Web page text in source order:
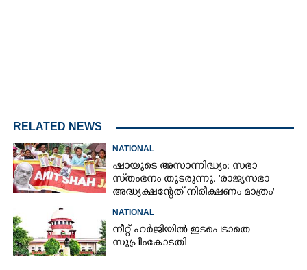
RELATED NEWS
NATIONAL
ഷായുടെ അസാന്നിദ്ധ്യം: സഭാ
സ്‌തംഭനം തുടരുന്നു, 'രാജ്യസഭാ
അദ്ധ്യക്ഷന്റേത് നിരീക്ഷണം മാത്രം'
NATIONAL
നീറ്റ് ഹർജിയിൽ ഇടപെടാതെ
സുപ്രീംകോടതി